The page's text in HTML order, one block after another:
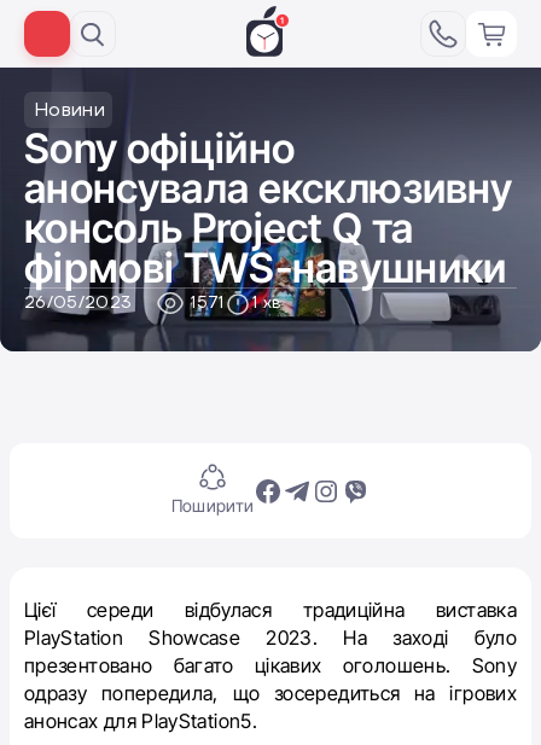
Новини
Sony офіційно
анонсувала ексклюзивну
консоль Project Q та
фірмові TWS-навушники
26/05/2023 1571 1 хв
Поширити
Цієї середи відбулася традиційна виставка
PlayStation Showcase 2023. На заході було
презентовано багато цікавих оголошень. Sony
одразу попередила, що зосередиться на ігрових
анонсах для PlayStation5.